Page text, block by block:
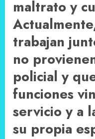
maltrato y
trabajan
no
policial y
funciones
servicio y a
su propia